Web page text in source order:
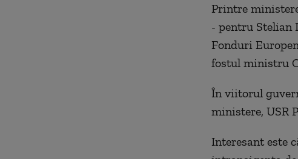
Printre
- pentru Stelian
Fonduri
fostul ministru
În viitorul
ministere, USR
Interesant este